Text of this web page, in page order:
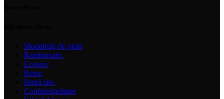
Modalități de plată
Rambursare.
Livrare.
Retur.
Hartă site.
Confidențialitate